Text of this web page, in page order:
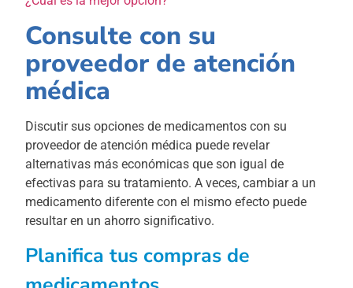
Consulte con su
proveedor de atención
médica
Discutir sus opciones de medicamentos con su
proveedor de atención médica puede revelar
alternativas más económicas que son igual de
efectivas para su tratamiento. A veces, cambiar a un
medicamento diferente con el mismo efecto puede
resultar en un ahorro significativo.
Planifica tus compras de